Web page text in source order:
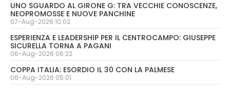
UNO SGUARDO AL GIRONE G: TRA VECCHIE CONOSCENZE,
NEOPROMOSSE E NUOVE PANCHINE
07-Aug-2026 10:02
ESPERIENZA E LEADERSHIP PER IL CENTROCAMPO: GIUSEPPE
SICURELLA TORNA A PAGANI
06-Aug-2026 06:22
COPPA ITALIA: ESORDIO IL 30 CON LA PALMESE
06-Aug-2026 05:01